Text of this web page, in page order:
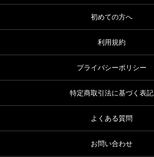
初めての方へ
利用規約
プライバシーポリシー
特定商取引法に基づく表記
よくある質問
お問い合わせ